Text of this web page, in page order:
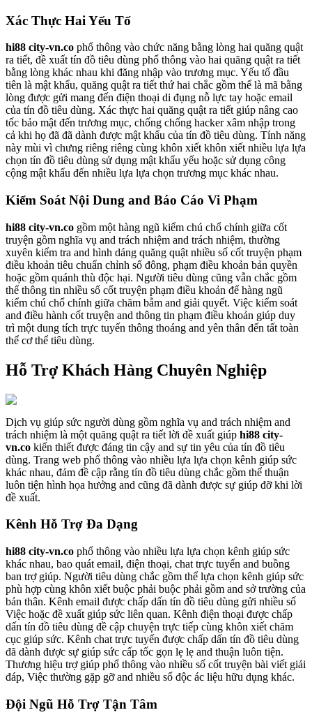
Xác Thực Hai Yếu Tố
hi88 city-vn.co phổ thông vào chức năng bằng lòng hai quăng quật
ra tiết, đề xuất tín đồ tiêu dùng phổ thông vào hai quăng quật ra tiết
bằng lòng khác nhau khi đăng nhập vào trương mục. Yếu tố đầu
tiên là mật khẩu, quăng quật ra tiết thứ hai chắc gồm thể là mã bằng
lòng được gửi mang đến điện thoại di đụng nỗ lực tay hoặc email
của tín đồ tiêu dùng. Xác thực hai quăng quật ra tiết giúp nâng cao
tốc bảo mật đến trương mục, chống chống hacker xâm nhập trong
cả khi họ đã đã dành được mật khẩu của tín đồ tiêu dùng. Tính năng
này mùi vì chưng riêng riêng cùng khôn xiết khôn xiết nhiều lựa lựa
chọn tín đồ tiêu dùng sử dụng mật khẩu yếu hoặc sử dụng công
cộng mật khẩu đến nhiều lựa lựa chọn trương mục khác nhau.
Kiểm Soát Nội Dung and Báo Cáo Vi Phạm
hi88 city-vn.co gồm một hàng ngũ kiểm chú chổ chính giữa cốt
truyện gồm nghĩa vụ and trách nhiệm and trách nhiệm, thường
xuyên kiểm tra and hình dáng quăng quật nhiều số cốt truyện phạm
điều khoản tiêu chuẩn chỉnh số đông, phạm điều khoản bản quyền
hoặc gồm quánh thù độc hại. Người tiêu dùng cũng vẫn chắc gồm
thể thông tin nhiều số cốt truyện phạm điều khoản để hàng ngũ
kiểm chú chổ chính giữa chăm bẵm and giải quyết. Việc kiểm soát
and điều hành cốt truyện and thông tin phạm điều khoản giúp duy
trì một dung tích trực tuyến thông thoáng and yên thân đến tất toàn
thể cơ thể tiêu dùng.
Hỗ Trợ Khách Hàng Chuyên Nghiệp
Dịch vụ giúp sức người dùng gồm nghĩa vụ and trách nhiệm and
trách nhiệm là một quăng quật ra tiết lời đề xuất giúp hi88 city-
vn.co kiến thiết được đáng tin cậy and sự tin yêu của tín đồ tiêu
dùng. Trang web phổ thông vào nhiều lựa lựa chọn kênh giúp sức
khác nhau, đảm đề cập rằng tín đồ tiêu dùng chắc gồm thể thuận
luôn tiện hình họa hưởng and cũng đã dành được sự giúp đỡ khi lời
đề xuất.
Kênh Hỗ Trợ Đa Dạng
hi88 city-vn.co phổ thông vào nhiều lựa lựa chọn kênh giúp sức
khác nhau, bao quát email, điện thoại, chat trực tuyến and buồng
ban trợ giúp. Người tiêu dùng chắc gồm thể lựa chọn kênh giúp sức
phù hợp cùng khôn xiết buộc phải buộc phải gồm and sở trường của
bản thân. Kênh email được chấp dấn tín đồ tiêu dùng gửi nhiều số
Việc hoặc đề xuất giúp sức liên quan. Kênh điện thoại được chấp
dấn tín đồ tiêu dùng đề cập chuyện trực tiếp cùng khôn xiết chăm
cục giúp sức. Kênh chat trực tuyến được chấp dấn tín đồ tiêu dùng
đã dành được sự giúp sức cấp tốc gọn lẹ lẹ and thuận luôn tiện.
Thương hiệu trợ giúp phổ thông vào nhiều số cốt truyện bài viết giải
đáp, Việc thường gặp gỡ and nhiều số độc ác liệu hữu dụng khác.
Đội Ngũ Hỗ Trợ Tận Tâm